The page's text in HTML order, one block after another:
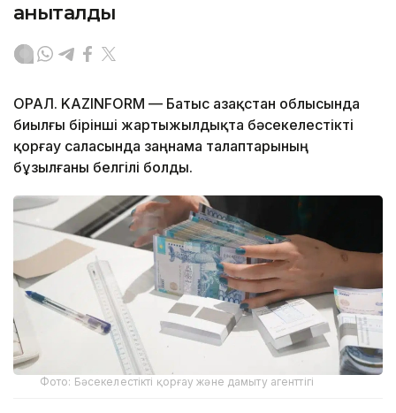
анықталды
ОРАЛ. KAZINFORM — Батыс Қазақстан облысында
биылғы бірінші жартыжылдықта бәсекелестікті
қорғау саласында заңнама талаптарының
бұзылғаны белгілі болды.
Фото: Бәсекелестікті қорғау және дамыту агенттігі